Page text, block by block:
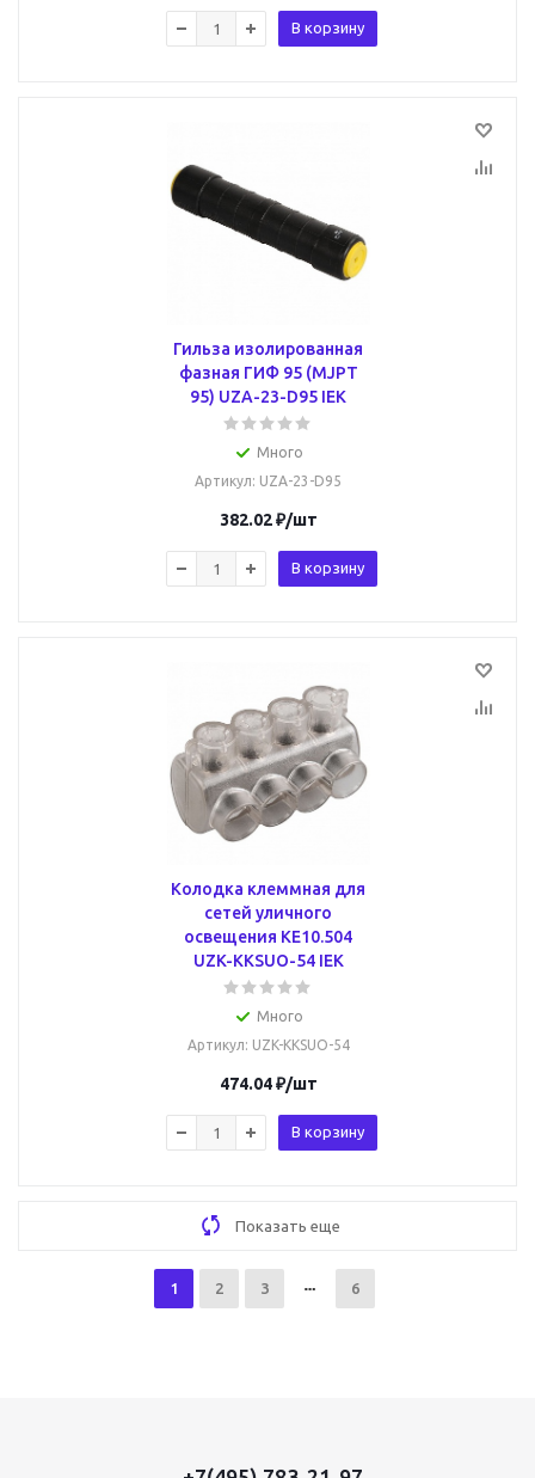
В корзину
Гильза изолированная
фазная ГИФ 95 (MJPT
95) UZA-23-D95 IEK
Много
Артикул: UZA-23-D95
382.02₽/шт
В корзину
Колодка клеммная для
сетей уличного
освещения КЕ10.504
UZK-KKSUO-54 IEK
Много
Артикул: UZK-KKSUO-54
474.04₽/шт
В корзину
Показать еще
1 2 3 6